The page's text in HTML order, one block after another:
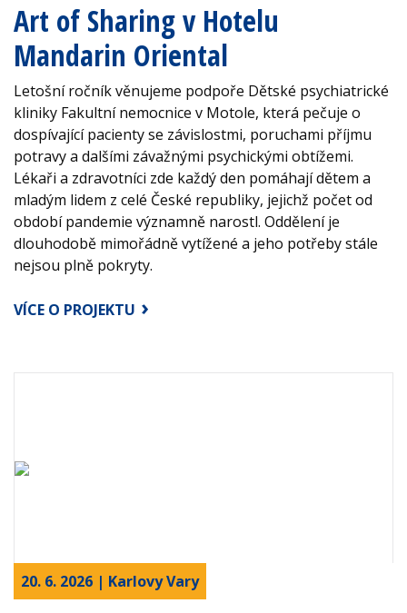
Art of Sharing v Hotelu
Mandarin Oriental
Letošní ročník věnujeme podpoře Dětské psychiatrické
kliniky Fakultní nemocnice v Motole, která pečuje o
dospívající pacienty se závislostmi, poruchami příjmu
potravy a dalšími závažnými psychickými obtížemi.
Lékaři a zdravotníci zde každý den pomáhají dětem a
mladým lidem z celé České republiky, jejichž počet od
období pandemie významně narostl. Oddělení je
dlouhodobě mimořádně vytížené a jeho potřeby stále
nejsou plně pokryty.
VÍCE O PROJEKTU
20. 6. 2026 | Karlovy Vary